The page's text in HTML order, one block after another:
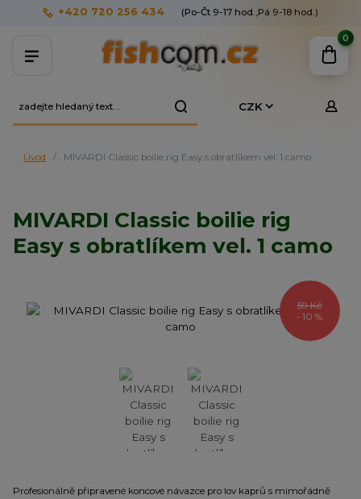
CZK
+420 720 256 434 (Po-Čt 9-17 hod.,Pá 9-18 hod.)
0
Úvod MIVARDI Classic boilie rig Easy s obratlíkem vel. 1 camo
MIVARDI Classic boilie rig
Easy s obratlíkem vel. 1 camo
59 Kč
- 10 %
Profesionálně připravené koncové návazce pro lov kaprů s mimořádně